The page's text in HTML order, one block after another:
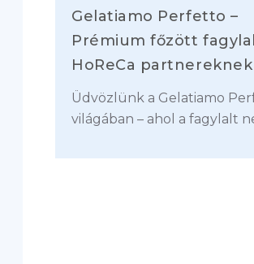
Gelatiamo Perfetto –
Prémium főzött
HoReCa partnereknek
Üdvözlünk a Gelatiamo
világában – ahol a fagylalt